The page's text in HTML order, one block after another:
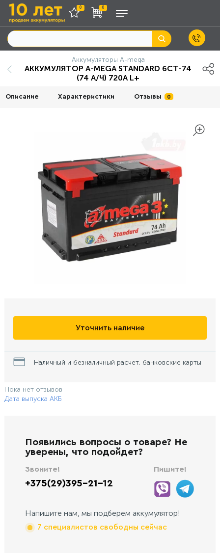
0 0
Аккумуляторы A-mega
АККУМУЛЯТОР A-MEGA STANDARD 6СТ-74
(74 А/Ч) 720A L+
Описание Характеристики Отзывы 0
Уточнить наличие
Наличный и безналичный расчет, банковские карты
Пока нет отзывов
Дата выпуска АКБ
Появились вопросы о товаре? Не
уверены, что подойдет?
Звоните!
+375(29)395-21-12
Пишите!
Напишите нам, мы подберем аккумулятор!
7 специалистов свободны сейчас